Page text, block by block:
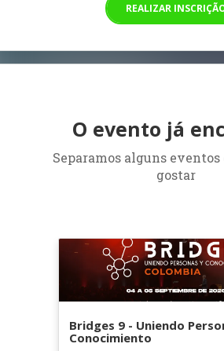
REALIZAR
O evento já
Separamos alguns
gostar
Bridges 9 - Uniendo
Conocimiento